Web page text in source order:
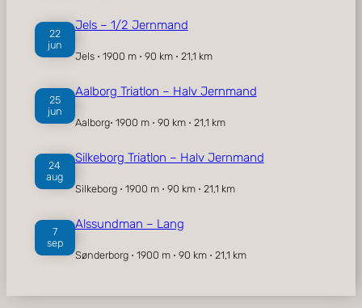
22
jun
Jels – 1/2 Jernmand
Jels ⋅ 1900 m ⋅ 90 km ⋅ 21,1 km
25
jun
Aalborg Triatlon – Halv Jernmand
Aalborg⋅ 1900 m ⋅ 90 km ⋅ 21,1 km
24
aug
Silkeborg Triatlon – Halv Jernmand
Silkeborg ⋅ 1900 m ⋅ 90 km ⋅ 21,1 km
7
sep
Alssundman – Lang
Sønderborg ⋅ 1900 m ⋅ 90 km ⋅ 21,1 km